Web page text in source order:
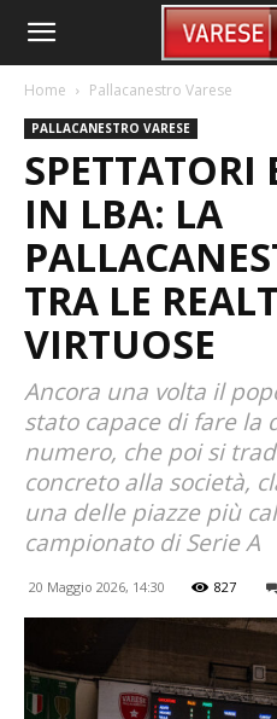
Home Pallacanestro Varese
PALLACANESTRO VARESE
SPETTATORI
IN LBA: LA
TRA LE
VIRTUOSE
Ancora una volta il
stato capace di fare la
numero, che poi si
concreto alla società,
una delle piazze più
campionato di Serie A
20 Maggio 2026, 14:30 827